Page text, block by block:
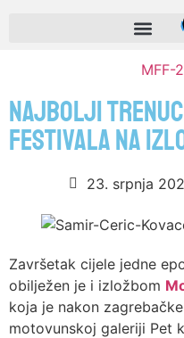
MFF-
Najbolji
festivala na
23. srpnja
Završetak cijele jedne
obilježen je i izložbom
koja je nakon
motovunskoj galeriji Pet